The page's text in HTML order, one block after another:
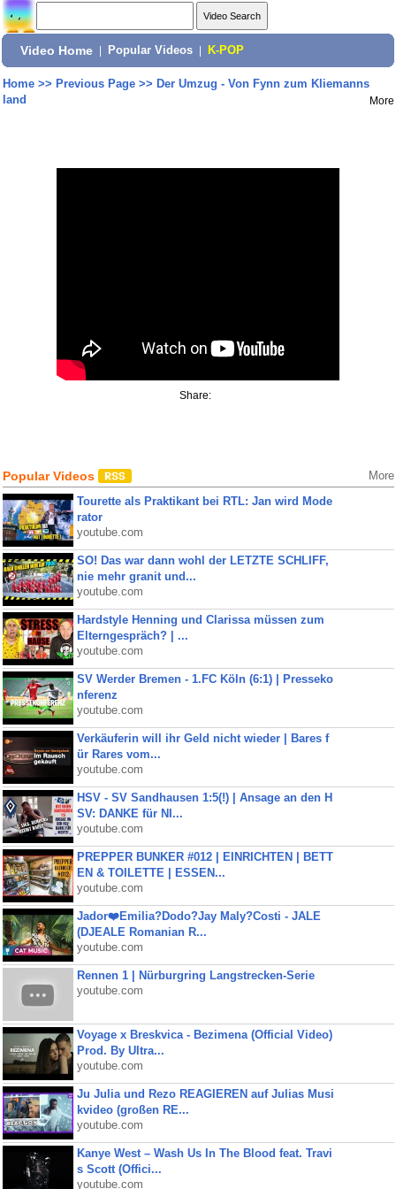
Video Home Popular Videos K-POP
Home>> Previous Page>> Der Umzug - Von Fynn zum Kliemanns
land
More
Share:
Popular Videos More
Tourette als Praktikant bei RTL: Jan wird Mode
rator
youtube.com
SO! Das war dann wohl der LETZTE SCHLIFF,
nie mehr granit und...
youtube.com
Hardstyle Henning und Clarissa müssen zum
Elterngespräch? | ...
youtube.com
SV Werder Bremen - 1.FC Köln (6:1) | Presseko
nferenz
youtube.com
Verkäuferin will ihr Geld nicht wieder | Bares f
ür Rares vom...
youtube.com
HSV - SV Sandhausen 1:5(!) | Ansage an den H
SV: DANKE für NI...
youtube.com
PREPPER BUNKER #012 | EINRICHTEN | BETT
EN & TOILETTE | ESSEN...
youtube.com
Jador❤️Emilia?Dodo?Jay Maly?Costi - JALE
(DJEALE Romanian R...
youtube.com
Rennen 1 | Nürburgring Langstrecken-Serie
youtube.com
Voyage x Breskvica - Bezimena (Official Video)
Prod. By Ultra...
youtube.com
Ju Julia und Rezo REAGIEREN auf Julias Musi
kvideo (großen RE...
youtube.com
Kanye West – Wash Us In The Blood feat. Travi
s Scott (Offici...
youtube.com